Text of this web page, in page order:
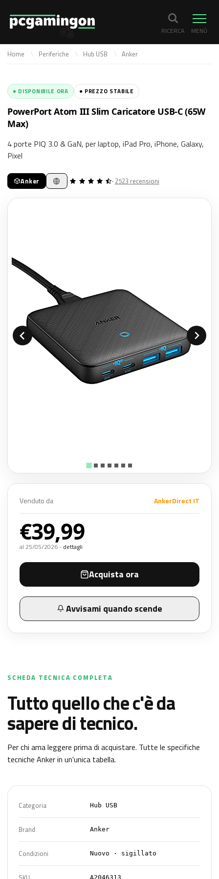
RICERCA MENÙ
Home Periferiche Hub USB Anker
● DISPONIBILE ORA ● PREZZO STABILE
PowerPort Atom III Slim Caricatore USB-C (65W
Max)
4 porte PIQ 3.0 & GaN, per laptop, iPad Pro, iPhone, Galaxy,
Pixel
Anker · 2523 recensioni
Venduto da AnkerDirect IT
€39,99
al 25/05/2026 - dettagli
Acquista ora
Avvisami quando scende
SCHEDA TECNICA COMPLETA
Tutto quello che c'è da
sapere di tecnico.
Per chi ama leggere prima di acquistare. Tutte le specifiche
tecniche Ankerin un'unica tabella.
Categoria Hub USB
Brand Anker
Condizioni Nuovo · sigillato
A2046313